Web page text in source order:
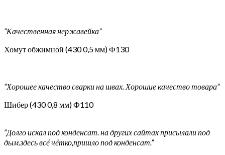
“Качественная нержавейка”
Хомут обжимной (430 0,5 мм) Ф130
“Хорошее качество сварки на швах. Хорошие качество товара”
Шибер (430 0,8 мм) Ф110
“Долго искал под конденсат. на других сайтах присылали под
дым.здесь всё чётко,пришло под конденсат.”